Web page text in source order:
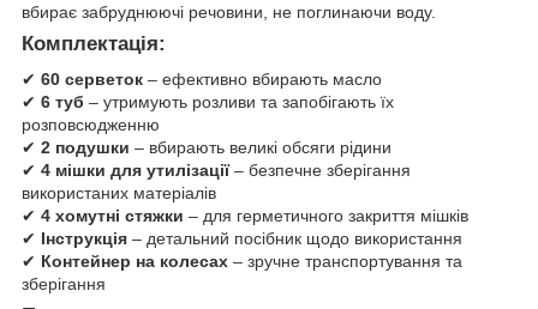
вбирає забруднюючі речовини, не поглинаючи воду.
Комплектація:
✔ 60 серветок – ефективно вбирають масло
✔ 6 туб – утримують розливи та запобігають їх
розповсюдженню
✔ 2 подушки – вбирають великі обсяги рідини
✔ 4 мішки для утилізації– безпечне зберігання
використаних матеріалів
✔ 4 хомутні стяжки – для герметичного закриття мішків
✔ Інструкція – детальний посібник щодо використання
✔ Контейнер на колесах – зручне транспортування та
зберігання